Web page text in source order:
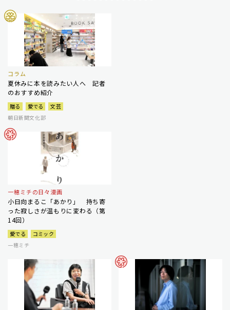
コラム
夏休みに本を読みたい人へ 記者
のおすすめ紹介
贈る 愛でる
文芸
朝日新聞文化部
一穂ミチの日々漫画
小日向まるこ「あかり」 持ち寄
った寂しさが温もりに変わる（第
14回）
愛でる
コミック
一穂ミチ